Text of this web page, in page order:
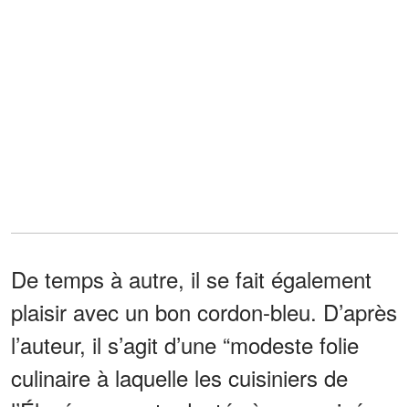
De temps à autre, il se fait également
plaisir avec un bon cordon-bleu. D’après
l’auteur, il s’agit d’une “modeste folie
culinaire à laquelle les cuisiniers de